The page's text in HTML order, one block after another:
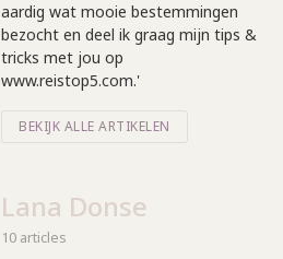
aardig wat mooie bestemmingen
bezocht en deel ik graag mijn tips &
tricks met jou op
www.reistop5.com.'
BEKIJK ALLE ARTIKELEN
Lana Donse
10 articles